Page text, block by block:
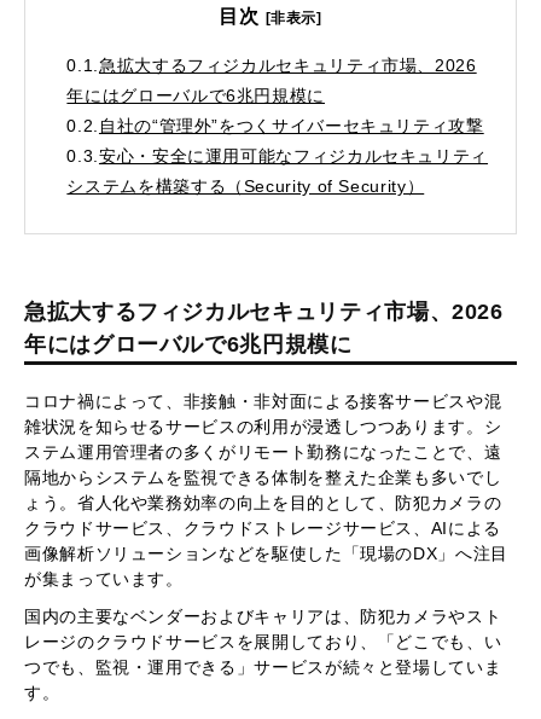
目次 [非表示]
0.1. 急拡大するフィジカルセキュリティ市場、2026
年にはグローバルで6兆円規模に
0.2. 自社の“管理外”をつくサイバーセキュリティ攻撃
0.3. 安心・安全に運用可能なフィジカルセキュリティ
システムを構築する（Security of Security）
急拡大するフィジカルセキュリティ市場、2026
年にはグローバルで6兆円規模に
コロナ禍によって、非接触・非対面による接客サービスや混
雑状況を知らせるサービスの利用が浸透しつつあります。シ
ステム運用管理者の多くがリモート勤務になったことで、遠
隔地からシステムを監視できる体制を整えた企業も多いでし
ょう。省人化や業務効率の向上を目的として、防犯カメラの
クラウドサービス、クラウドストレージサービス、AIによる
画像解析ソリューションなどを駆使した「現場のDX」へ注目
が集まっています。
国内の主要なベンダーおよびキャリアは、防犯カメラやスト
レージのクラウドサービスを展開しており、「どこでも、い
つでも、監視・運用できる」サービスが続々と登場していま
す。